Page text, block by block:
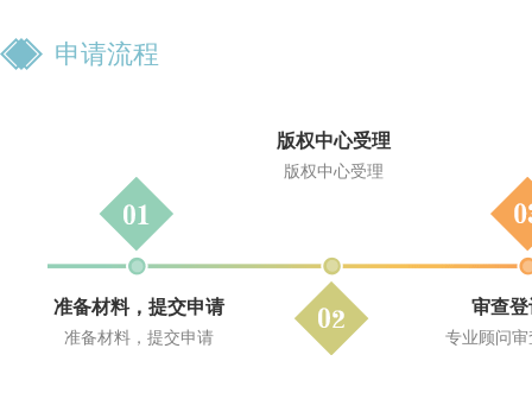
申请流程
准备材料，提交申请
准备材料，提交申请
版权中心受理
版权中心受理
审查
专业顾问